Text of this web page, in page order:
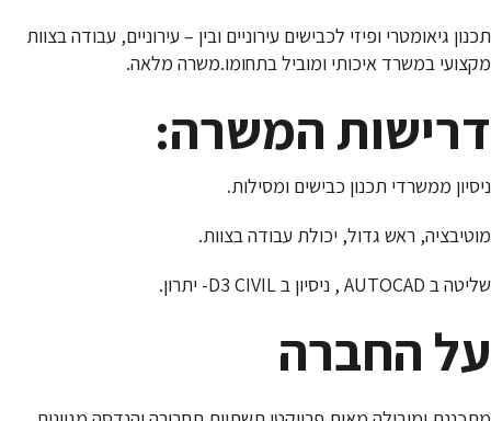
תכנון גיאומטרי ופיזי לכבישים עירוניים ובין – עירוניים, עבודה בצוות
מקצועי במשרד איכותי ומוביל בתחומו.משרה מלאה.
דרישות המשרה:
ניסיון ממשרדי תכנון כבישים ומסילות.
מוטיבציה, ראש גדול, יכולת עבודה בצוות.
שליטה ב AUTOCAD , ניסיון ב D3 CIVIL- יתרון.
על החברה